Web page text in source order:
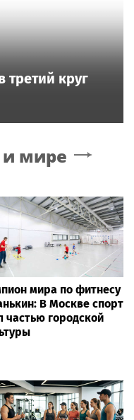
круг
и мире
мира по фитнесу
В Москве спорт
частью городской